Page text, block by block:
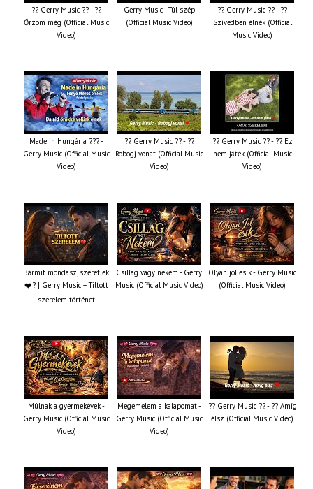
?? Gerry Music ?? - ??
Őrzöm még (Official Music
Video)
Gerry Music - Túl szép
(Official Music Video)
?? Gerry Music ?? - ??
Szívedben élnék (Official
Music Video)
Made in Hungária ??? -
Gerry Music (Official Music
Video)
?? Gerry Music ?? - ??
Robogj vonat (Official Music
Video)
?? Gerry Music ?? - ?? Ez
nem játék (Official Music
Video)
Bármit mondasz, szeretlek
❤️‍? | Gerry Music – Tiltott
szerelem történet
Csillag vagy nekem - Gerry
Music (Official Music Video)
Olyan jól esik - Gerry Music
(Official Music Video)
Múlnak a gyermekévek -
Gerry Music (Official Music
Video)
Megemelem a kalapomat -
Gerry Music (Official Music
Video)
?? Gerry Music ?? - ?? Amíg
élsz (Official Music Video)